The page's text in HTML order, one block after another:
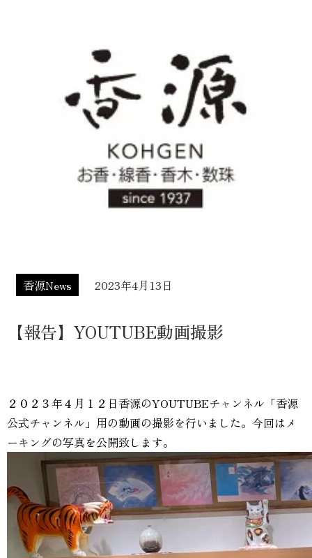
香源News 2023年4月13日
【報告】YOUTUBE動画撮影
２０２３年４月１２日香源のYOUTUBEチャンネル「香源
公式チャンネル」用の動画の撮影を行いました。今回はメ
ーキングの写真を公開致します。